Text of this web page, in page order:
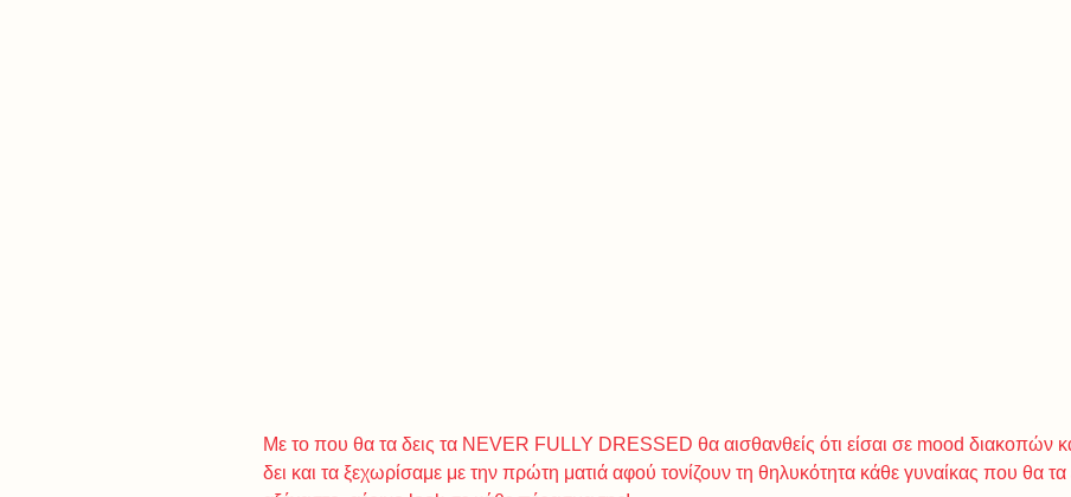
Με το που θα τα δεις τα NEVER FULLY DRESSED θα αισθανθείς ότι είσαι σε mood διακοπών
δει και τα ξεχωρίσαμε με την πρώτη ματιά αφού τονίζουν τη θηλυκότητα κάθε γυναίκας που θα τα